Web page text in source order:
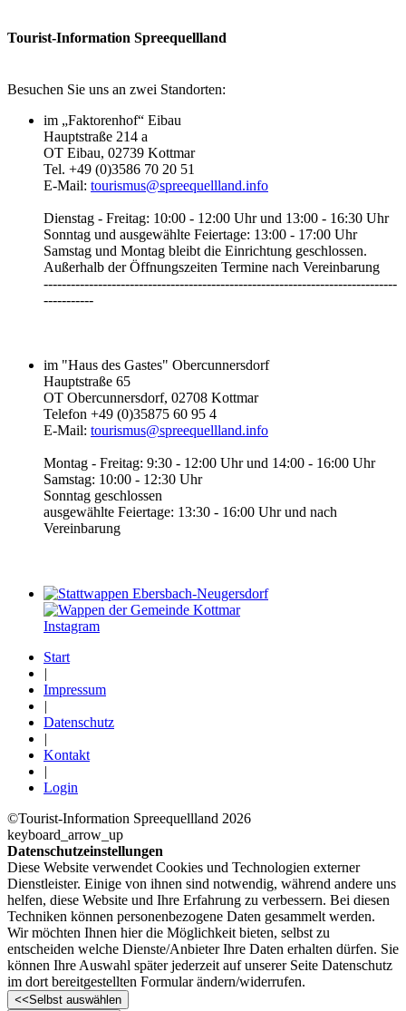
Tourist-Information Spreequellland
Besuchen Sie uns an zwei Standorten:
im „Faktorenhof“ Eibau
Hauptstraße 214 a
OT Eibau, 02739 Kottmar
Tel. +49 (0)3586 70 20 51
E-Mail: tourismus@spreequellland.info
Dienstag - Freitag: 10:00 - 12:00 Uhr und 13:00 - 16:30 Uhr
Sonntag und ausgewählte Feiertage: 13:00 - 17:00 Uhr
Samstag und Montag bleibt die Einrichtung geschlossen.
Außerhalb der Öffnungszeiten Termine nach Vereinbarung
------------------------------------------------------------------------------
-----------‎
im "Haus des Gastes" Obercunnersdorf
Hauptstraße 65
OT Obercunnersdorf, 02708 Kottmar
Telefon +49 (0)35875 60 95 4
E-Mail: tourismus@spreequellland.info
Montag - Freitag: 9:30 - 12:00 Uhr und 14:00 - 16:00 Uhr
Samstag: 10:00 - 12:30 Uhr
Sonntag geschlossen
ausgewählte Feiertage: 13:30 - 16:00 Uhr und nach
Vereinbarung
Instagram
Start
|
Impressum
|
Datenschutz
|
Kontakt
|
Login
©Tourist-Information Spreequellland 2026
keyboard_arrow_up
Datenschutzeinstellungen
Diese Website verwendet Cookies und Technologien externer
Dienstleister. Einige von ihnen sind notwendig, während andere uns
helfen, diese Website und Ihre Erfahrung zu verbessern. Bei diesen
Techniken können personenbezogene Daten gesammelt werden.
Wir möchten Ihnen hier die Möglichkeit bieten, selbst zu
entscheiden welche Dienste/­Anbieter Ihre Daten erhalten dürfen. Sie
können Ihre Auswahl später jederzeit auf unserer Seite Datenschutz
im dort bereitgestellten Formular ändern/­widerrufen.
<<Selbst auswählen